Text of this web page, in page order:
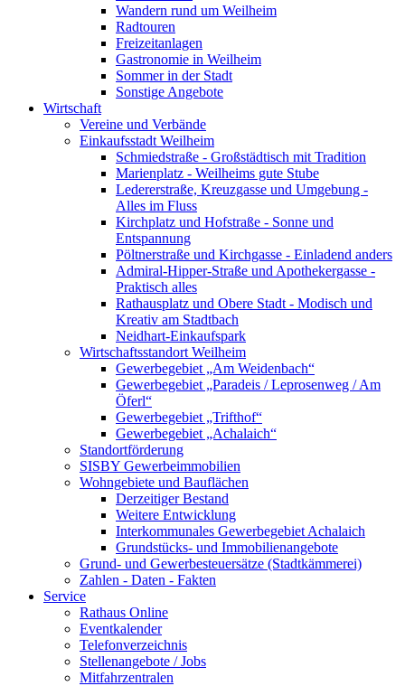
Wandern rund um Weilheim
Radtouren
Freizeitanlagen
Gastronomie in Weilheim
Sommer in der Stadt
Sonstige Angebote
Wirtschaft
Vereine und Verbände
Einkaufsstadt Weilheim
Schmiedstraße - Großstädtisch mit Tradition
Marienplatz - Weilheims gute Stube
Ledererstraße, Kreuzgasse und Umgebung -
Alles im Fluss
Kirchplatz und Hofstraße - Sonne und
Entspannung
Pöltnerstraße und Kirchgasse - Einladend anders
Admiral-Hipper-Straße und Apothekergasse -
Praktisch alles
Rathausplatz und Obere Stadt - Modisch und
Kreativ am Stadtbach
Neidhart-Einkaufspark
Wirtschaftsstandort Weilheim
Gewerbegebiet „Am Weidenbach“
Gewerbegebiet „Paradeis / Leprosenweg / Am
Öferl“
Gewerbegebiet „Trifthof“
Gewerbegebiet „Achalaich“
Standortförderung
SISBY Gewerbeimmobilien
Wohngebiete und Bauflächen
Derzeitiger Bestand
Weitere Entwicklung
Interkommunales Gewerbegebiet Achalaich
Grundstücks- und Immobilienangebote
Grund- und Gewerbesteuersätze (Stadtkämmerei)
Zahlen - Daten - Fakten
Service
Rathaus Online
Eventkalender
Telefonverzeichnis
Stellenangebote / Jobs
Mitfahrzentralen